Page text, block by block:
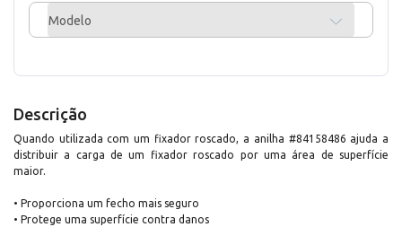
Modelo
Descrição
Quando utilizada com um fixador roscado, a anilha #84158486 ajuda a
distribuir a carga de um fixador roscado por uma área de superfície
maior.
• Proporciona um fecho mais seguro
• Protege uma superfície contra danos